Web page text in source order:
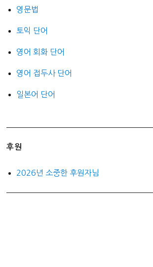
영문법
토익 단어
영어 회화 단어
영어 접두사 단어
일본어 단어
후원
2026년 소중한 후원자님